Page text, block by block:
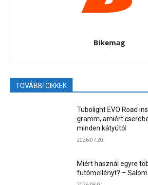
Bikemag
TOVÁBBI CIKKEK
Tubolight EVO Road
gramm, amiért
minden kátyútól
2026.07.20.
Miért használ egyre
futómellényt? –